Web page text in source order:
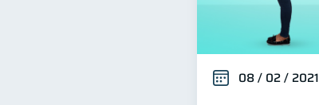
08 / 02 / 2021